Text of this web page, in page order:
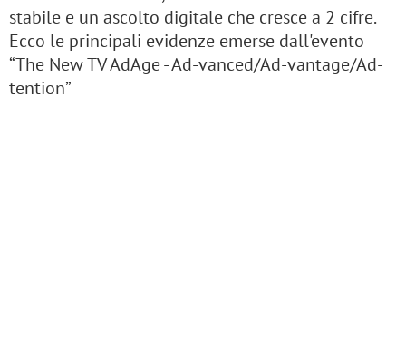
stabile e un ascolto digitale che cresce a 2 cifre.
Ecco le principali evidenze emerse dall'evento
“The New TV AdAge - Ad-vanced/Ad-vantage/Ad-
tention”